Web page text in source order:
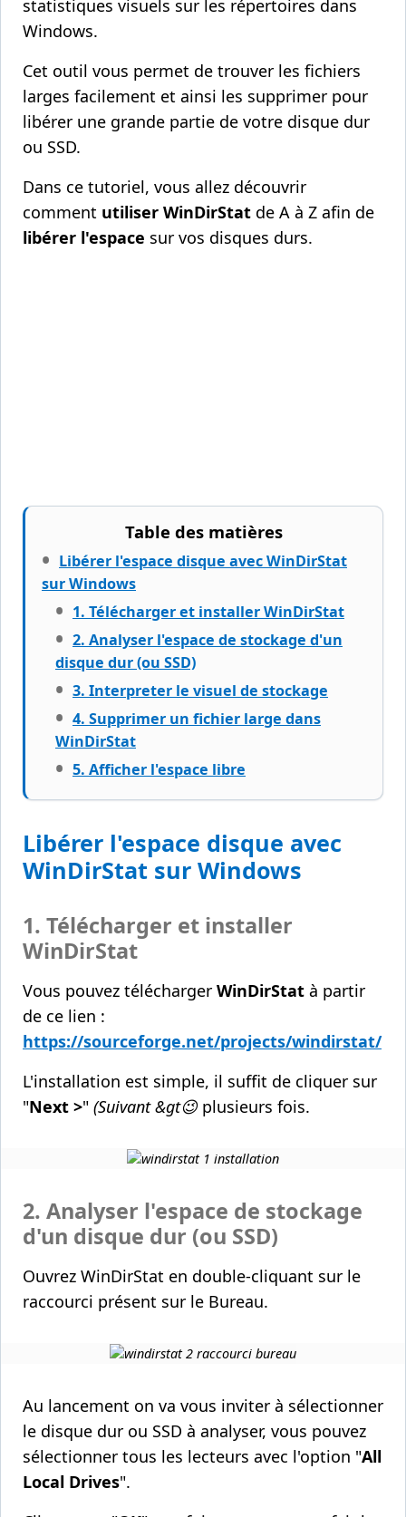
statistiques visuels sur les répertoires dans
Windows.
Cet outil vous permet de trouver les fichiers
larges facilement et ainsi les supprimer pour
libérer une grande partie de votre disque dur
ou SSD.
Dans ce tutoriel, vous allez découvrir
comment utiliser WinDirStat de A à Z afin de
libérer l'espace sur vos disques durs.
Table des matières
Libérer l'espace disque avec WinDirStat
sur Windows
1. Télécharger et installer WinDirStat
2. Analyser l'espace de stockage d'un
disque dur (ou SSD)
3. Interpreter le visuel de stockage
4. Supprimer un fichier large dans
WinDirStat
5. Afficher l'espace libre
Libérer l'espace disque avec
WinDirStat sur Windows
1. Télécharger et installer
WinDirStat
Vous pouvez télécharger WinDirStat à partir
de ce lien :
https://sourceforge.net/projects/windirstat/
L'installation est simple, il suffit de cliquer sur
"Next >" (Suivant &gt😉plusieurs fois.
2. Analyser l'espace de stockage
d'un disque dur (ou SSD)
Ouvrez WinDirStat en double-cliquant sur le
raccourci présent sur le Bureau.
Au lancement on va vous inviter à sélectionner
le disque dur ou SSD à analyser, vous pouvez
sélectionner tous les lecteurs avec l'option "All
Local Drives".